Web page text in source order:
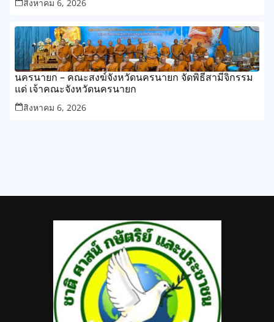
สิงหาคม 6, 2026
นครนายก – คณะสงฆ์จังหวัดนครนายก จัดพิธีสามีจิกรรม
แด่ เจ้าคณะจังหวัดนครนายก
สิงหาคม 6, 2026